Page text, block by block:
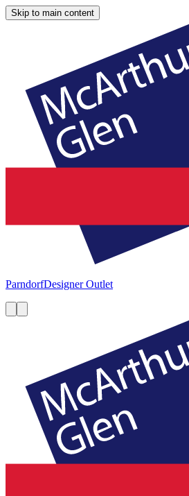
Skip to main content
ParndorfDesigner Outlet